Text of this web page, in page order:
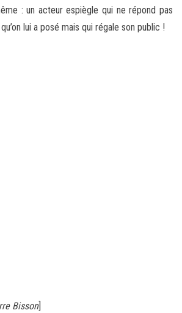
: un acteur espiègle qui ne répond pas
lui a posé mais qui régale son public !
Bisson]